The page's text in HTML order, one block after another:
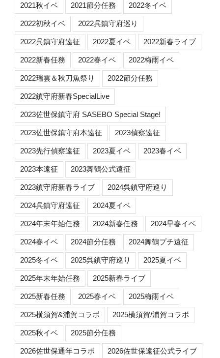
2021秋イベ 2021節分任務 2022冬イベ
2022初秋イベ 2022呉鎮守府巡り
2022呉鎮守府遠征 2022夏イベ 2022新春ライブ
2022新春任務 2022春イベ 2022梅雨イベ
2022瑞雲＆秋刀魚祭り 2022節分任務
2022鎮守府新春SpecialLive
2023佐世保鎮守府 SASEBO Special Stage!
2023佐世保鎮守府本遠征 2023偵察遠征
2023先行偵察遠征 2023夏イベ 2023春イベ
2023本遠征 2023舞鶴公式遠征
2023鎮守府新春ライブ 2024呉鎮守府巡り
2024呉鎮守府遠征 2024夏イベ
2024年末年始任務 2024新春任務 2024早春イベ
2024春イベ 2024節分任務 2024舞鶴プチ遠征
2025冬イベ 2025呉鎮守府巡り 2025夏イベ
2025年末年始任務 2025新春ライブ
2025新春任務 2025春イベ 2025梅雨イベ
2025横須賀&浦賀コラボ 2025横須賀/浦賀コラボ
2025秋イベ 2025節分任務
2026佐世保通年コラボ 2026佐世保遠征公式ライブ